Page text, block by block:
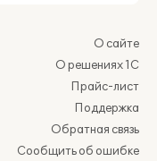
О сайте
О решениях 1С
Прайс-лист
Поддержка
Обратная связь
Сообщить об ошибке